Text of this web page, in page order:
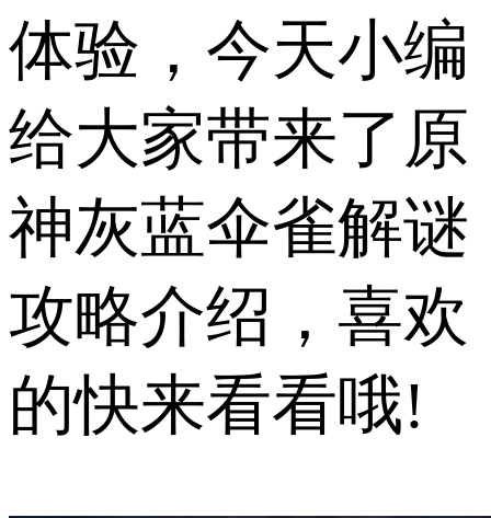
体验，今天小编
给大家带来了原
神灰蓝伞雀解谜
攻略介绍，喜欢
的快来看看哦!